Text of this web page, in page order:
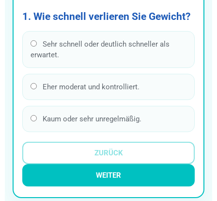
1. Wie schnell verlieren Sie Gewicht?
Sehr schnell oder deutlich schneller als
erwartet.
Eher moderat und kontrolliert.
Kaum oder sehr unregelmäßig.
ZURÜCK
WEITER